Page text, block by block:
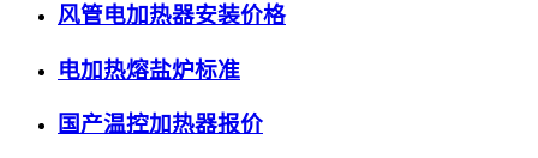
风管电加热器安装价格
电加热熔盐炉标准
国产温控加热器报价